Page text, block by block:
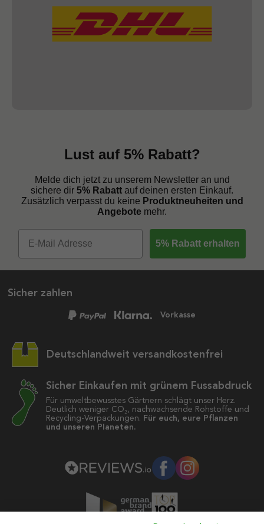
Lust auf 5% Rabatt?
Melde dich jetzt zu unserem Newsletter an und
sichere dir 5% Rabatt auf deinen ersten Einkauf.
Zusätzlich verpasst du keine Produktneuheiten und
Angebote mehr.
5% Rabatt erhalten
Sicher zahlen
Vorkasse
Deutschlandweit versandkostenfrei
Sicher Einkaufen mit grünem Fussabdruck
Für umweltbewusstes Gärtnern schlägt unser Herz.
Deutlich weniger CO₂, nachwachsende Rohstoffe und
Recycling-Verpackungen. Für euch, eure Pflanzen
und unseren Planeten.